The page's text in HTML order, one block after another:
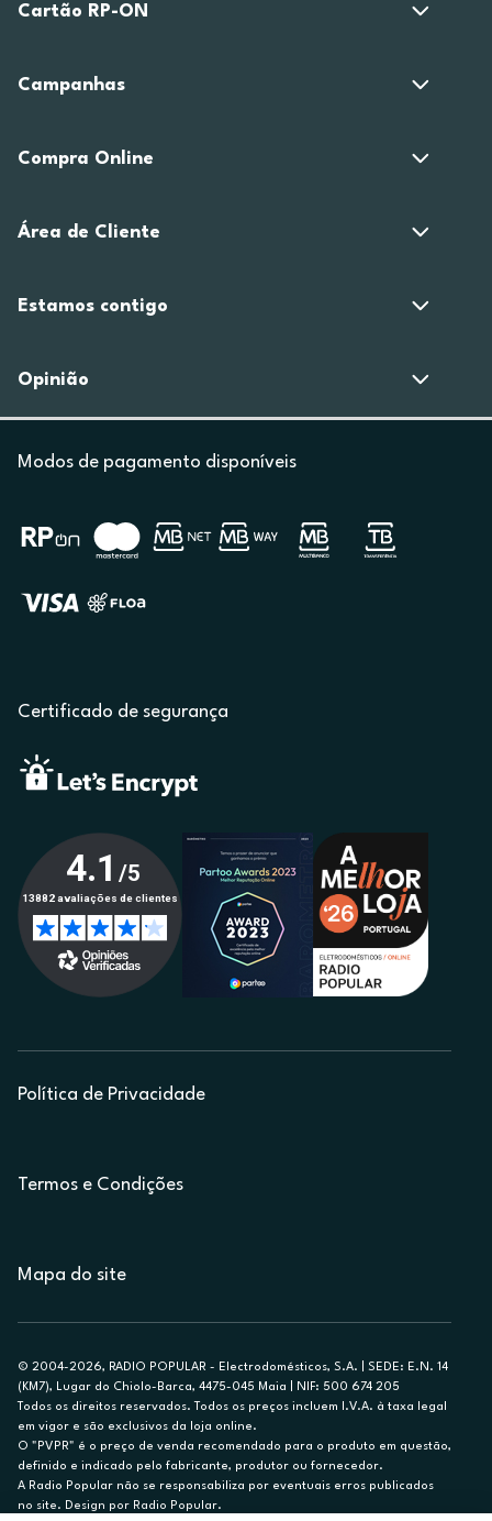
Cartão RP-ON
Campanhas
Compra Online
Área de Cliente
Estamos contigo
Opinião
Modos de pagamento disponíveis
Certificado de segurança
Política de Privacidade
Termos e Condições
Mapa do site
© 2004-2026, RADIO POPULAR - Electrodomésticos, S.A. | SEDE: E.N. 14
(KM7), Lugar do Chiolo-Barca, 4475-045 Maia | NIF: 500 674 205
Todos os direitos reservados. Todos os preços incluem I.V.A. à taxa legal
em vigor e são exclusivos da loja online.
O "PVPR" é o preço de venda recomendado para o produto em questão,
definido e indicado pelo fabricante, produtor ou fornecedor.
A Radio Popular não se responsabiliza por eventuais erros publicados
no site. Design por Radio Popular.